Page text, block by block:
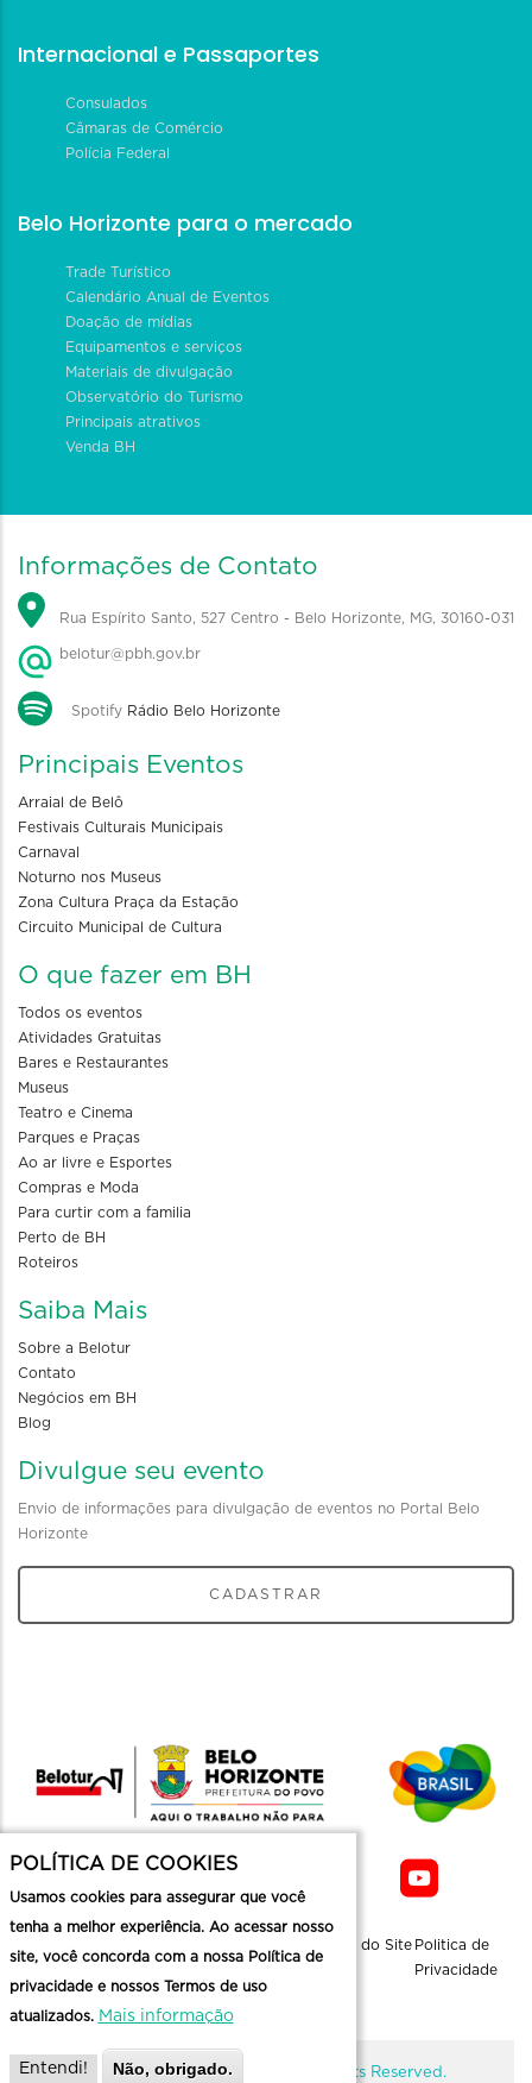
Internacional e Passaportes
Consulados
Câmaras de Comércio
Polícia Federal
Belo Horizonte para o mercado
Trade Turístico
Calendário Anual de Eventos
Doação de mídias
Equipamentos e serviços
Materiais de divulgação
Observatório do Turismo
Principais atrativos
Venda BH
Informações de Contato
Rua Espírito Santo, 527 Centro - Belo Horizonte, MG, 30160-031
belotur@pbh.gov.br
Spotify Rádio Belo Horizonte
Principais Eventos
Arraial de Belô
Festivais Culturais Municipais
Carnaval
Noturno nos Museus
Zona Cultura Praça da Estação
Circuito Municipal de Cultura
O que fazer em BH
Todos os eventos
Atividades Gratuitas
Bares e Restaurantes
Museus
Teatro e Cinema
Parques e Praças
Ao ar livre e Esportes
Compras e Moda
Para curtir com a familia
Perto de BH
Roteiros
Saiba Mais
Sobre a Belotur
Contato
Negócios em BH
Blog
Divulgue seu evento
Envio de informações para divulgação de eventos no Portal Belo
Horizonte
CADASTRAR
Mapa do Site Politica de
Privacidade
@ Copyright Belotur 2026. All Rights Reserved.
POLÍTICA DE COOKIES
Usamos cookies para assegurar que você
tenha a melhor experiência. Ao acessar nosso
site, você concorda com a nossa Política de
privacidade e nossos Termos de uso
atualizados. Mais informação
Entendi! Não, obrigado.